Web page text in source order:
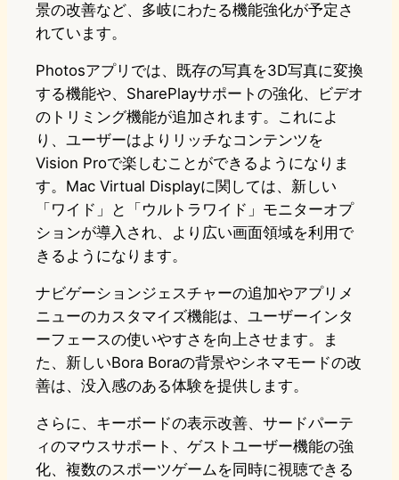
景の改善など、多岐にわたる機能強化が予定さ
れています。
Photosアプリでは、既存の写真を3D写真に変換
する機能や、SharePlayサポートの強化、ビデオ
のトリミング機能が追加されます。これによ
り、ユーザーはよりリッチなコンテンツを
Vision Proで楽しむことができるようになりま
す。Mac Virtual Displayに関しては、新しい
「ワイド」と「ウルトラワイド」モニターオプ
ションが導入され、より広い画面領域を利用で
きるようになります。
ナビゲーションジェスチャーの追加やアプリメ
ニューのカスタマイズ機能は、ユーザーインタ
ーフェースの使いやすさを向上させます。ま
た、新しいBora Boraの背景やシネマモードの改
善は、没入感のある体験を提供します。
さらに、キーボードの表示改善、サードパーテ
ィのマウスサポート、ゲストユーザー機能の強
化、複数のスポーツゲームを同時に視聴できる